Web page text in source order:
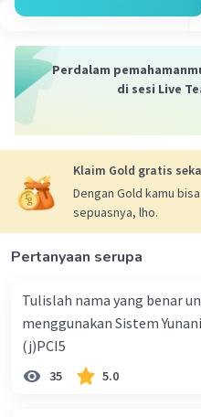
Katoda : Fe²⁺(aq) + 2e
Menurut literatur,
E° sel = E° kaoda -
E° sel = -0,45 V - (-1,66
E° sel = +1,21 V
tersebut adalah
Perdalam
di sesi Live
Klaim Gold gratis
Dengan Gold kamu
sepuasnya, lho.
Pertanyaan serupa
Tulislah nama yang benar
menggunakan Sistem
(j)PCI5
35 5.0